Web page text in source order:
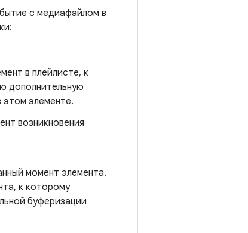
с медиафайлом в
в плейлисте, к
дополнительную
элементе.
возникновения
момент элемента.
к которому
буферизации